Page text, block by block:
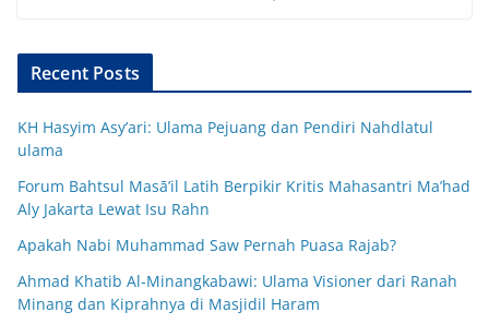
Recent Posts
KH Hasyim Asy’ari: Ulama Pejuang dan Pendiri Nahdlatul
ulama
Forum Bahtsul Masā’il Latih Berpikir Kritis Mahasantri Ma’had
Aly Jakarta Lewat Isu Rahn
Apakah Nabi Muhammad Saw Pernah Puasa Rajab?
Ahmad Khatib Al-Minangkabawi: Ulama Visioner dari Ranah
Minang dan Kiprahnya di Masjidil Haram